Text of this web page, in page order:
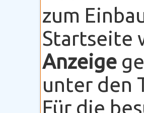
zum
Startseite
Anzeige
unter den
Für die